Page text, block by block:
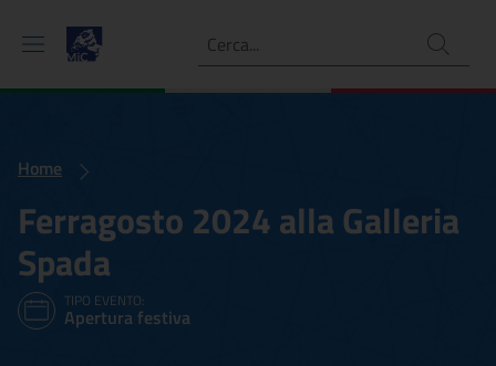
Ricerca
Home
Ferragosto 2024 alla Galleria
Spada
TIPO EVENTO:
Apertura festiva